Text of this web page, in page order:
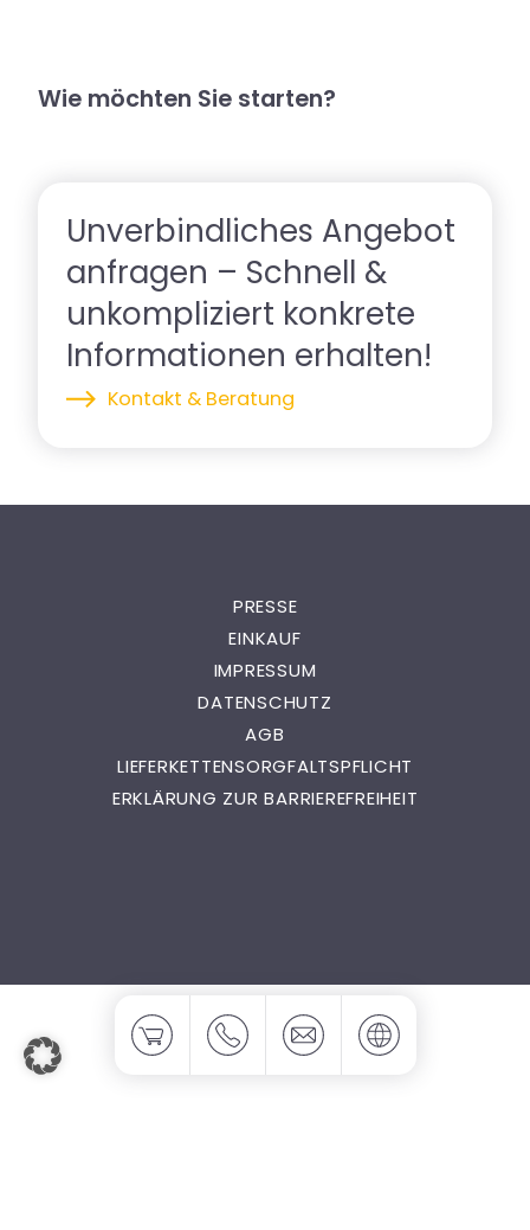
Wie möchten Sie starten?
Unverbindliches Angebot
anfragen – Schnell &
unkompliziert konkrete
Informationen erhalten!
Kontakt & Beratung
PRESSE
EINKAUF
IMPRESSUM
DATENSCHUTZ
AGB
LIEFERKETTENSORGFALTSPFLICHT
ERKLÄRUNG ZUR BARRIEREFREIHEIT